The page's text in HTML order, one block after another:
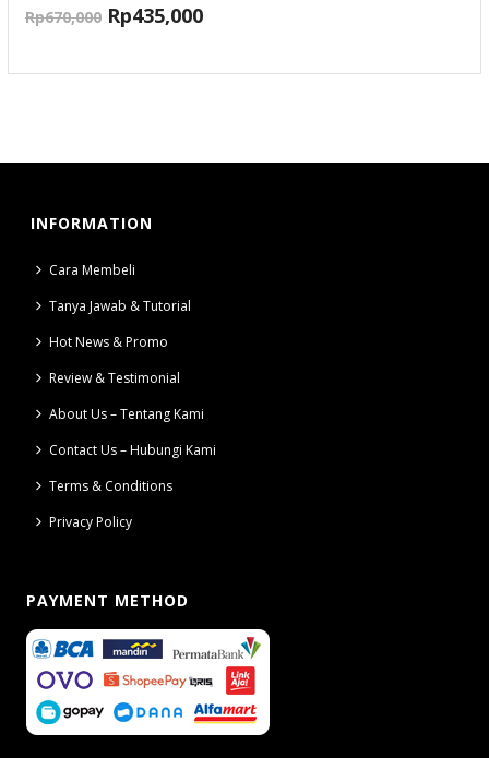
Rp670,000 Rp435,000
INFORMATION
Cara Membeli
Tanya Jawab & Tutorial
Hot News & Promo
Review & Testimonial
About Us – Tentang Kami
Contact Us – Hubungi Kami
Terms & Conditions
Privacy Policy
PAYMENT METHOD